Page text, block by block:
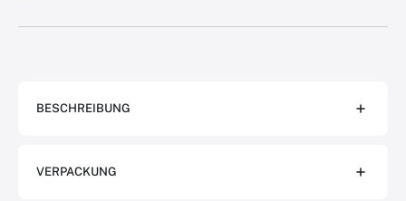
BESCHREIBUNG
VERPACKUNG